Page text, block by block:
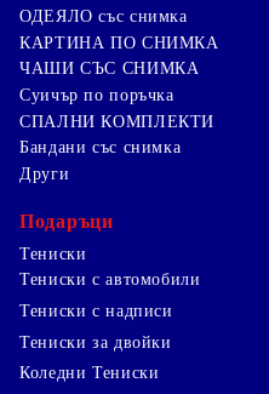
ОДЕЯЛО със снимка
КАРТИНА ПО СНИМКА
ЧАШИ СЪС СНИМКА
Суичър по поръчка
СПАЛНИ КОМПЛЕКТИ
Бандани със снимка
Други
Подаръци
Тениски
Тениски с автомобили
Тениски с надписи
Тениски за двойки
Коледни Тениски